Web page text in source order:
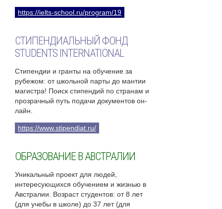
https://ielts-school.ru/program/19
СТИПЕНДИАЛЬНЫЙ ФОНД
STUDENTS INTERNATIONAL
Стипендии и гранты на обучение за
рубежом: от школьной парты до мантии
магистра! Поиск стипендий по странам и
прозрачный путь подачи документов он-
лайн.
https://www.stipendiat.ru/
ОБРАЗОВАНИЕ В АВСТРАЛИИ
Уникальный проект для людей,
интересующихся обучением и жизнью в
Австралии. Возраст студентов: от 8 лет
(для учебы в школе) до 37 лет (для